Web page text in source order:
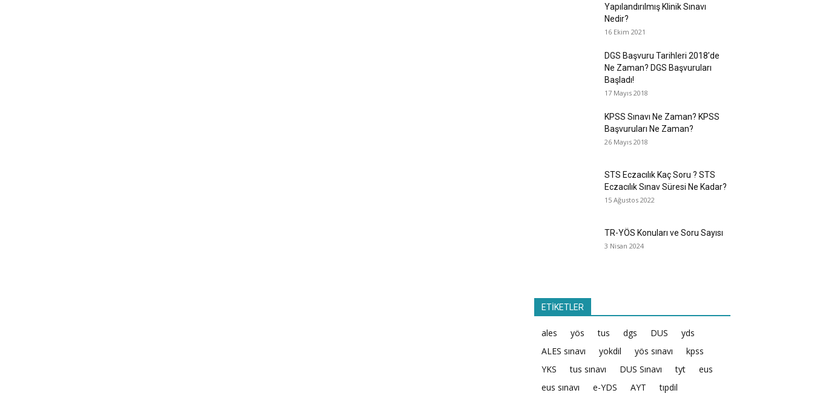
Yapılandırılmış Klinik Sınavı
Nedir?
16 Ekim 2021
DGS Başvuru Tarihleri 2018’de
Ne Zaman? DGS Başvuruları
Başladı!
17 Mayıs 2018
KPSS Sınavı Ne Zaman? KPSS
Başvuruları Ne Zaman?
26 Mayıs 2018
STS Eczacılık Kaç Soru ? STS
Eczacılık Sınav Süresi Ne Kadar?
15 Ağustos 2022
TR-YÖS Konuları ve Soru Sayısı
3 Nisan 2024
ETİKETLER
ales yös tus dgs DUS
yds
ALES sınavı
yokdil yös sınavı
kpss
YKS
tus sınavı DUS Sınavı tyt
eus
eus sınavı
e-YDS AYT tıpdil